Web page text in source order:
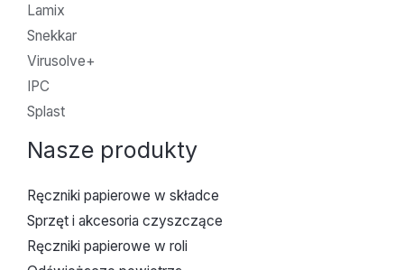
Lamix
Snekkar
Virusolve+
IPC
Splast
Nasze produkty
Ręczniki papierowe w składce
Sprzęt i akcesoria czyszczące
Ręczniki papierowe w roli